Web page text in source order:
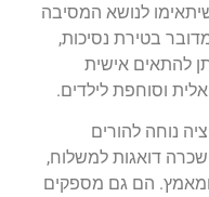
לנושא המסיבה
בטירת נסיכות,
להתאים אישית
וסוחפת לילדים.
נוחה להורים
דואגות למשלוח,
ומאמץ. הם גם מספקים